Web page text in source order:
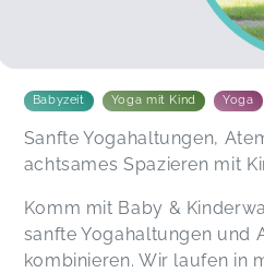
Babyzeit Yoga mit Kind Yoga
Sanfte Yogahaltungen,
achtsames Spazieren mit
Komm mit Baby &
sanfte Yogahaltungen und
kombinieren. Wir laufen in